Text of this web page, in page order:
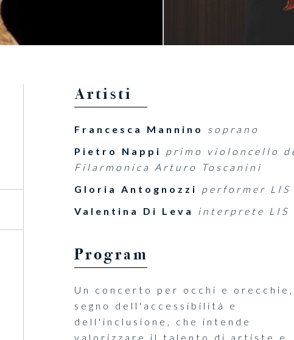
Artisti
Francesca Mannino
soprano
Pietro Nappi primo violoncello
Filarmonica Arturo Toscanini
Gloria Antognozzi
performer LIS
Valentina Di Leva
interprete LIS
Program
Un concerto per occhi e
segno dell'accessibilità e
dell'inclusione, che intende
valorizzare il talento di artiste e